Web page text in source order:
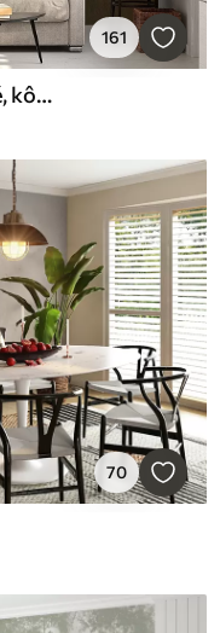
161
drevo, textúra, praskliny, tmavé, kôra, povrch
70